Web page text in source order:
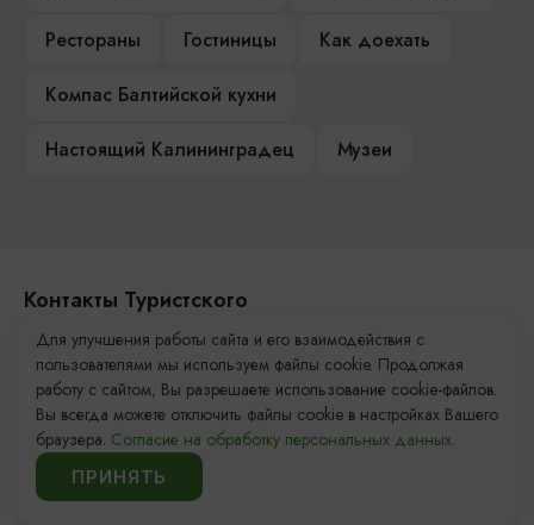
Рестораны
Гостиницы
Как доехать
Компас Балтийской кухни
Настоящий Калининградец
Музеи
Контакты Туристского
информационного центра
+7 (4012) 555-200
8 (800) 200-55-39
info@visit-kaliningrad.ru
Для улучшения работы сайта и его взаимодействия с
пользователями мы используем файлы cookie. Продолжая
работу с сайтом, Вы разрешаете использование cookie-файлов.
Вы всегда можете отключить файлы cookie в настройках Вашего
браузера. Согласие на обработку персональных данных.
ПРИНЯТЬ